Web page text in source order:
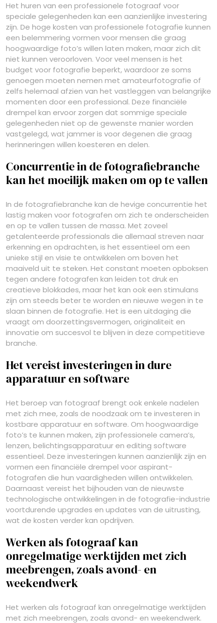
Het huren van een professionele fotograaf voor
speciale gelegenheden kan een aanzienlijke investering
zijn. De hoge kosten van professionele fotografie kunnen
een belemmering vormen voor mensen die graag
hoogwaardige foto’s willen laten maken, maar zich dit
niet kunnen veroorloven. Voor veel mensen is het
budget voor fotografie beperkt, waardoor ze soms
genoegen moeten nemen met amateurfotografie of
zelfs helemaal afzien van het vastleggen van belangrijke
momenten door een professional. Deze financiële
drempel kan ervoor zorgen dat sommige speciale
gelegenheden niet op de gewenste manier worden
vastgelegd, wat jammer is voor degenen die graag
herinneringen willen koesteren en delen.
Concurrentie in de fotografiebranche
kan het moeilijk maken om op te vallen
In de fotografiebranche kan de hevige concurrentie het
lastig maken voor fotografen om zich te onderscheiden
en op te vallen tussen de massa. Met zoveel
getalenteerde professionals die allemaal streven naar
erkenning en opdrachten, is het essentieel om een
unieke stijl en visie te ontwikkelen om boven het
maaiveld uit te steken. Het constant moeten opboksen
tegen andere fotografen kan leiden tot druk en
creatieve blokkades, maar het kan ook een stimulans
zijn om steeds beter te worden en nieuwe wegen in te
slaan binnen de fotografie. Het is een uitdaging die
vraagt om doorzettingsvermogen, originaliteit en
innovatie om succesvol te blijven in deze competitieve
branche.
Het vereist investeringen in dure
apparatuur en software
Het beroep van fotograaf brengt ook enkele nadelen
met zich mee, zoals de noodzaak om te investeren in
kostbare apparatuur en software. Om hoogwaardige
foto’s te kunnen maken, zijn professionele camera’s,
lenzen, belichtingsapparatuur en editing software
essentieel. Deze investeringen kunnen aanzienlijk zijn en
vormen een financiële drempel voor aspirant-
fotografen die hun vaardigheden willen ontwikkelen.
Daarnaast vereist het bijhouden van de nieuwste
technologische ontwikkelingen in de fotografie-industrie
voortdurende upgrades en updates van de uitrusting,
wat de kosten verder kan opdrijven.
Werken als fotograaf kan
onregelmatige werktijden met zich
meebrengen, zoals avond- en
weekendwerk
Het werken als fotograaf kan onregelmatige werktijden
met zich meebrengen, zoals avond- en weekendwerk.